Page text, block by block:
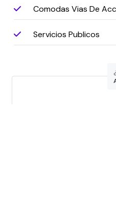
Comodas Vias De
Servicios Publicos